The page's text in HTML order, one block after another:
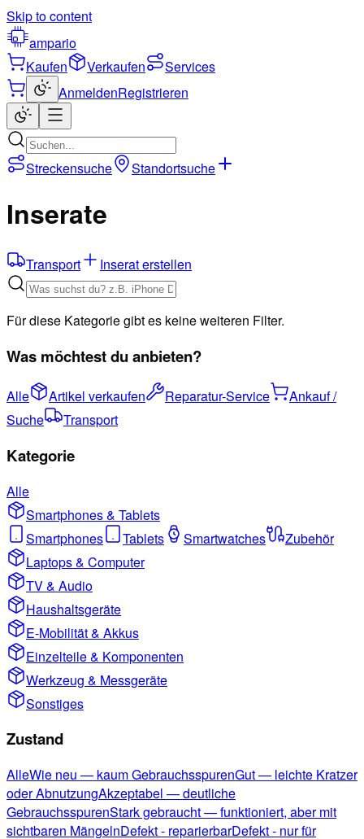
Skip to content
ampario
Kaufen
Verkaufen
Services
AnmeldenRegistrieren
Streckensuche Standortsuche
Inserate
Transport Inserat erstellen
Für diese Kategorie gibt es keine weiteren Filter.
Was möchtest du anbieten?
Alle Artikel verkaufen Reparatur-Service
Ankauf /
Suche
Transport
Kategorie
Alle
Smartphones & Tablets
Smartphones
Tablets Smartwatches
Zubehör
Laptops & Computer
TV & Audio
Haushaltsgeräte
E-Mobilität & Akkus
Einzelteile & Komponenten
Werkzeug & Messgeräte
Sonstiges
Zustand
AlleWie neu — kaum GebrauchsspurenGut — leichte Kratzer
oder AbnutzungAkzeptabel — deutliche
GebrauchsspurenStark gebraucht — funktioniert, aber mit
sichtbaren MängelnDefekt - reparierbarDefekt - nur für